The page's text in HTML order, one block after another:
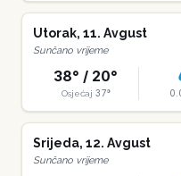
Utorak, 11. Avgust
Sunčano vrijeme
38° / 20°
Osjećaj 37°
Srijeda, 12. Avgust
Sunčano vrijeme